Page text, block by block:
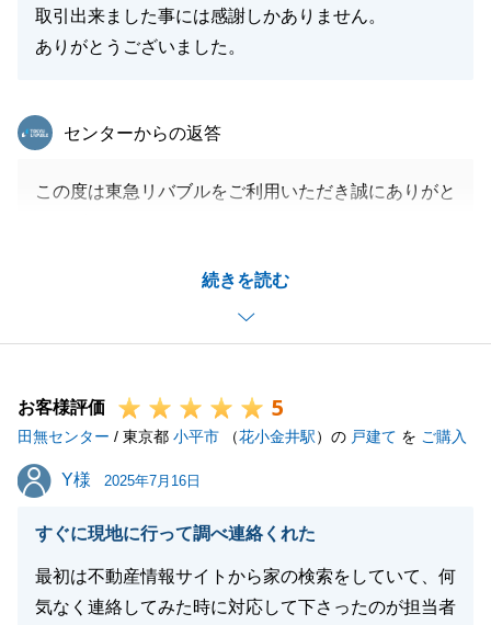
取引出来ました事には感謝しかありません。
ありがとうございました。
続きを読む
東急リバブル
センターからの返答
この度は東急リバブルをご利用いただき誠にありがと
まで無事に終えることができました。
今後も、ご不動産に関わるご不明な点やご相談がござ
いましたらお気軽にお声がけください。
お客様評価 5
田無センター / 東京都 小平市 （花小金井駅）の 戸建て を ご購入
Y様
Y様 2025年7月16日
すぐに現地に行って調べ連絡くれた
最初は不動産情報サイトから家の検索をしていて、何
気なく連絡してみた時に対応して下さったのが担当者